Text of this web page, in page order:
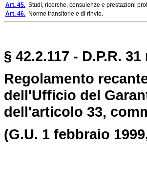
Art. 45. Studi, ricerche, consulenze e prestazioni
Art. 46. Norme transitorie e di rinvio.
§ 42.2.117 - D.P.R.
Regolamento
dell'Ufficio del
dell'articolo 33,
(G.U. 1 febbraio